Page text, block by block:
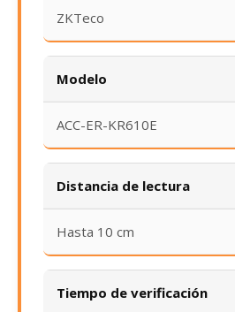
ZKTeco
Modelo
ACC-ER-KR610E
Distancia de lectura
Hasta 10 cm
Tiempo de verificación